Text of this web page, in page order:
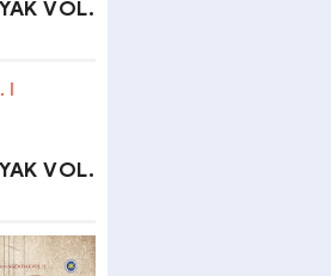
VOL.
VOL.